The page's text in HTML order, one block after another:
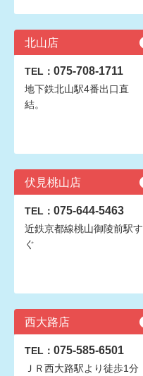
北山店
TEL： 075-708-1711
地下鉄北山駅4番出口直
結。
伏見桃山店
TEL： 075-644-5463
近鉄京都線桃山御陵前駅す
ぐ
西大路店
TEL： 075-585-6501
ＪＲ西大路駅より徒歩1分